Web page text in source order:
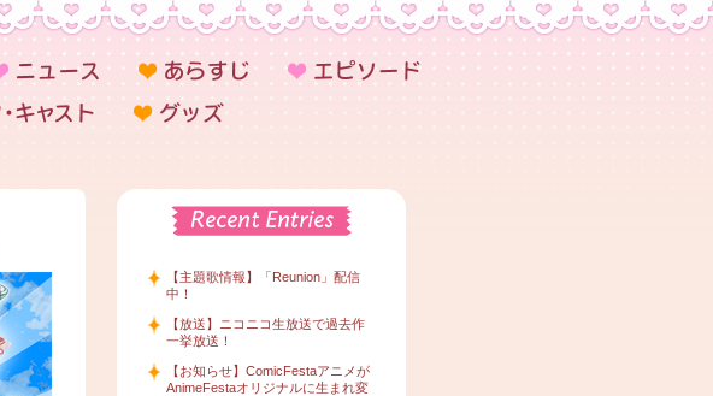
【主題歌情報】「Reunion」配信
中！
【放送】ニコニコ生放送で過去作
一挙放送！
【お知らせ】ComicFestaアニメが
AnimeFestaオリジナルに生まれ変